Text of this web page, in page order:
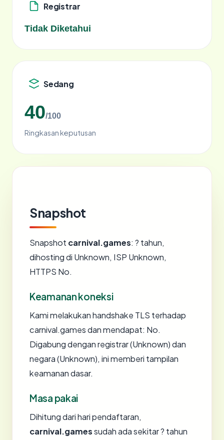
Registrar
Tidak Diketahui
Sedang
40/100
Ringkasan keputusan
Snapshot
Snapshot carnival.games: ? tahun,
dihosting di Unknown, ISP Unknown,
HTTPS No.
Keamanan koneksi
Kami melakukan handshake TLS terhadap
carnival.games dan mendapat: No.
Digabung dengan registrar (Unknown) dan
negara (Unknown), ini memberi tampilan
keamanan dasar.
Masa pakai
Dihitung dari hari pendaftaran,
carnival.gamessudah ada sekitar ? tahun